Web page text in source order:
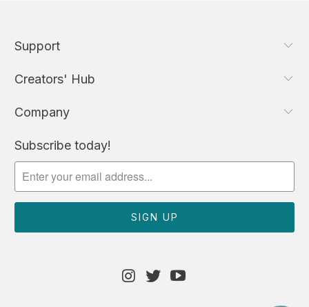
Support
Creators' Hub
Company
Subscribe today!